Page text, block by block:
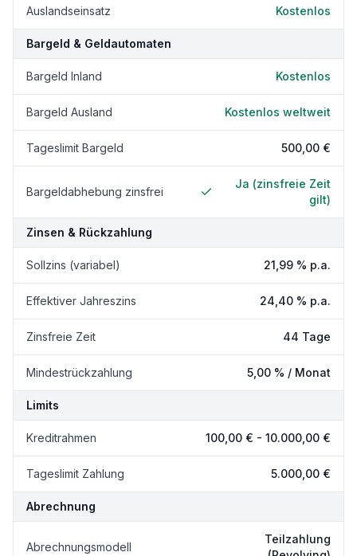
Auslandseinsatz Kostenlos
Bargeld & Geldautomaten
Bargeld Inland Kostenlos
Bargeld Ausland Kostenlos weltweit
Tageslimit Bargeld 500,00 €
Bargeldabhebung zinsfrei
Ja (zinsfreie Zeit
gilt)
Zinsen & Rückzahlung
Sollzins (variabel) 21,99 % p.a.
Effektiver Jahreszins 24,40 % p.a.
Zinsfreie Zeit 44 Tage
Mindestrückzahlung 5,00 % / Monat
Limits
Kreditrahmen 100,00 € - 10.000,00 €
Tageslimit Zahlung 5.000,00 €
Abrechnung
Abrechnungsmodell
Teilzahlung